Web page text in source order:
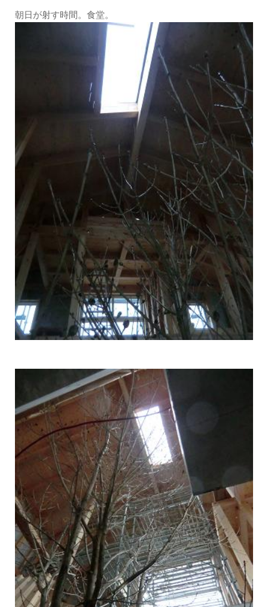
朝日が射す時間。食堂。